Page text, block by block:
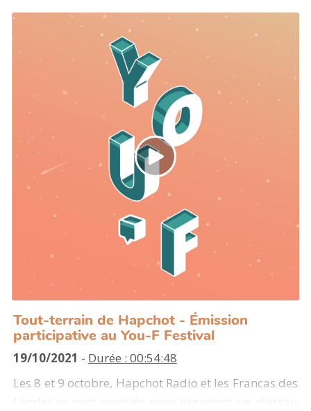
Dax.
Pour l'occasion, Hapchot a réalisé un plateau radio
et interviewé quelques acteur.ices de cette
Au programme : présentation de la journée par
Agrobio40, interviews au village associatif et
discussion autour de l'installation et de la
transmission agricole dans les Landes.
/!\ en raison d'un problème de connexion, la fin de
ce plateau radio a été perdue, toutes nos excuses /!\
Morceaux joués : "Ceu Anherer", Bramatopin //
"N’Dini (feat Ismael Kouyate)" Nickodemus // "Yuve
Yuve Yu", The Hu
Tout-terrain de Hapchot - Émission
participative au You-F Festival
19/10/2021 - Durée : 00:54:48
Les 8 et 9 octobre, Hapchot Radio et les Francas des
Landes se sont associés pour organiser un plateau